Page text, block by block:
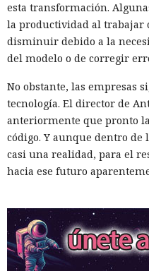
esta transformación.
la productividad al trabajar
disminuir debido a la
del modelo o de corregir
No obstante, las empresas
tecnología. El director de
anteriormente que pronto
código. Y aunque dentro de
casi una realidad, para el
hacia ese futuro